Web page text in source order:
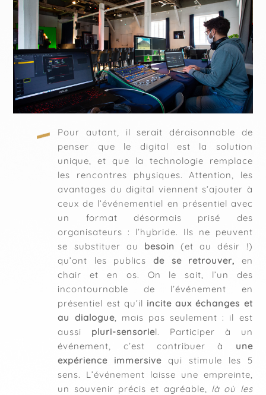
Pour autant, il serait déraisonnable de
penser que le digital est la solution
unique, et que la technologie remplace
les rencontres physiques. Attention, les
avantages du digital viennent s’ajouter à
ceux de l’événementiel en présentiel avec
un format désormais prisé des
organisateurs : l’hybride. Ils ne peuvent
se substituer au besoin
(et au désir !)
qu’ont les publics de se retrouver, en
chair et en os. On le sait, l’un des
incontournable de l’événement en
présentiel est qu’il incite aux échanges et
au dialogue, mais pas seulement : il est
aussi pluri-sensoriel. Participer à un
événement, c’est contribuer à une
expérience immersive qui stimule les 5
sens. L’événement laisse une empreinte,
un souvenir précis et agréable, là où les